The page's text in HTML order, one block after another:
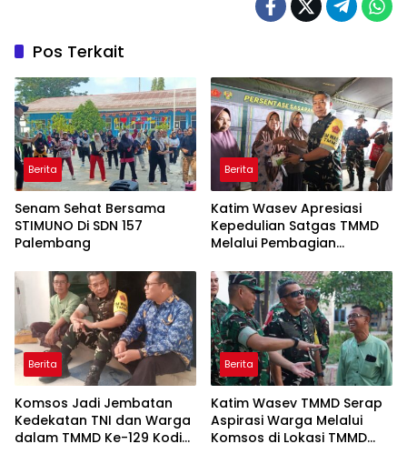
Pos Terkait
Berita
Senam Sehat Bersama
STIMUNO Di SDN 157
Palembang
Berita
Katim Wasev Apresiasi
Kepedulian Satgas TMMD
Melalui Pembagian
Berita
Komsos Jadi Jembatan
Kedekatan TNI dan Warga
dalam TMMD Ke-129 Kodim
Berita
Katim Wasev TMMD Serap
Aspirasi Warga Melalui
Komsos di Lokasi TMMD